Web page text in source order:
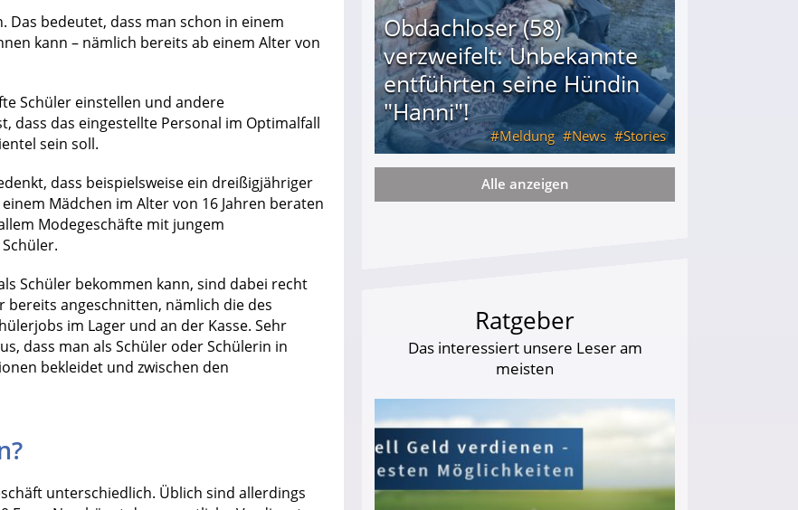
Das bedeutet, dass man schon in einem
kann – nämlich bereits ab einem Alter von
Schüler einstellen und andere
dass das eingestellte Personal im Optimalfall
sein soll.
dass beispielsweise ein dreißigjähriger
Mädchen im Alter von 16 Jahren beraten
Modegeschäfte mit jungem
Schüler bekommen kann, sind dabei recht
bereits angeschnitten, nämlich die des
im Lager und an der Kasse. Sehr
dass man als Schüler oder Schülerin in
bekleidet und zwischen den
unterschiedlich. Üblich sind allerdings
Obdachloser (58)
verzweifelt: Unbekannte
entführten seine Hündin
"Hanni"!
Meldung News Stories
Obdachloser (58) verzweifelt: Unbekannte entführten seine Hündin "Hanni"!
Alle anzeigen
Ratgeber
Das interessiert unsere Leser am
meisten